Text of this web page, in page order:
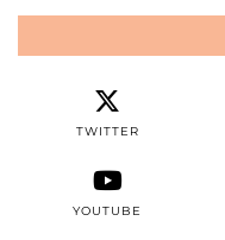
TWITTER
YOUTUBE